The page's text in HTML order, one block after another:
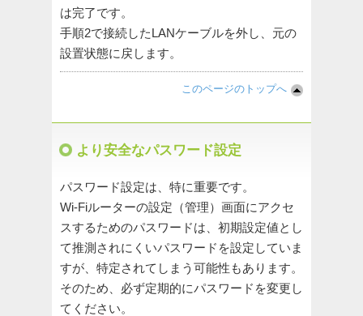
は完了です。
手順2で接続したLANケーブルを外し、元の
設置状態に戻します。
このページのトップへ
より安全なパスワード設定
パスワード設定は、特に重要です。
Wi-Fiルーターの設定（管理）画面にアクセ
スするためのパスワードは、初期設定値とし
て推測されにくいパスワードを設定していま
すが、特定されてしまう可能性もあります。
そのため、必ず定期的にパスワードを変更し
てください。